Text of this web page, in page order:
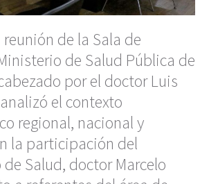
reunión de la Sala de
de Salud Pública de
por el doctor Luis
el contexto
regional, nacional y
la participación del
Salud, doctor Marcelo